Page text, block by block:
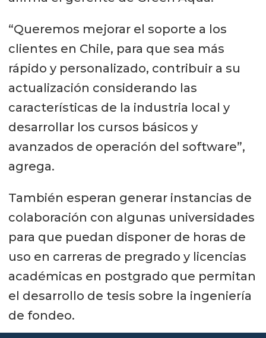
“Queremos mejorar el soporte a los
clientes en Chile, para que sea más
rápido y personalizado, contribuir a su
actualización considerando las
características de la industria local y
desarrollar los cursos básicos y
avanzados de operación del software”,
agrega.
También esperan generar instancias de
colaboración con algunas universidades
para que puedan disponer de horas de
uso en carreras de pregrado y licencias
académicas en postgrado que permitan
el desarrollo de tesis sobre la ingeniería
de fondeo.